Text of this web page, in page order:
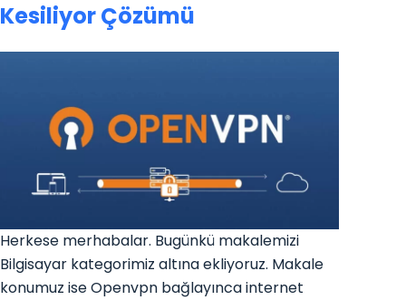
Kesiliyor Çözümü
Herkese merhabalar. Bugünkü makalemizi
Bilgisayar kategorimiz altına ekliyoruz. Makale
konumuz ise Openvpn bağlayınca internet